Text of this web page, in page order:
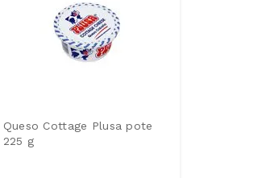
Queso Cottage Plusa pote
225 g